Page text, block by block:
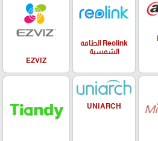
Reolink الطاقة
الشمسية
EZVIZ
UNIARCH